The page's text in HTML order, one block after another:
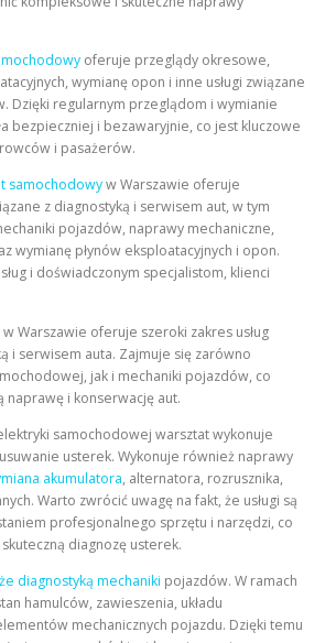
oferuje przeglądy okresowe,
wymianę opon i inne usługi związane
Dzięki regularnym przeglądom i wymianie
bezpieczniej i bezawaryjnie, co jest kluczowe
i pasażerów.
samochodowyw Warszawie oferuje
z diagnostyką i serwisem aut, w tym
pojazdów, naprawy mechaniczne,
wymianę płynów eksploatacyjnych i opon.
i doświadczonym specjalistom, klienci
w Warszawie oferuje szeroki zakres usług
i serwisem auta. Zajmuje się zarówno
jak i mechaniki pojazdów, co
i konserwację aut.
samochodowej warsztat wykonuje
usterek. Wykonuje również naprawy
akumulatora, alternatora, rozrusznika,
Warto zwrócić uwagę na fakt, że usługi są
profesjonalnego sprzętu i narzędzi, co
diagnozę usterek.
diagnostyką mechaniki pojazdów. W ramach
hamulców, zawieszenia, układu
mechanicznych pojazdu. Dzięki temu